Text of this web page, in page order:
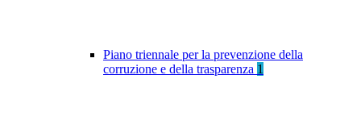
Piano triennale per la prevenzione della
corruzione e della trasparenza 1